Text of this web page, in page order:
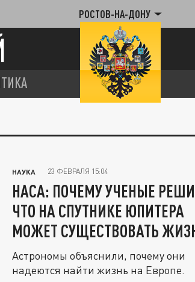
РОСТОВ-НА-ДОНУ
НАУКА 23 ФЕВРАЛЯ 15:04
НАСА: ПОЧЕМУ УЧЕНЫЕ
ЧТО НА СПУТНИКЕ ЮПИТЕРА
МОЖЕТ СУЩЕСТВОВАТЬ
Астрономы объяснили, почему они
надеются найти жизнь на Европе.